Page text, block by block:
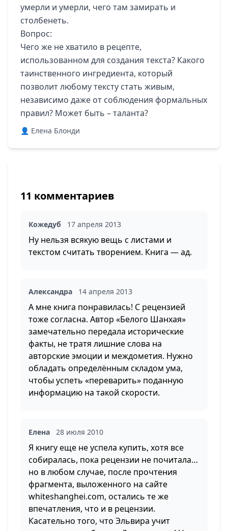
умерли и умерли, чего там замирать и
столбенеть.
Вопрос:
Чего же не хватило в рецепте,
использованном для создания текста? Какого
таинственного ингредиента, который
позволит любому тексту стать живым,
независимо даже от соблюдения формальных
правил? Может быть – таланта?
👤 Елена Блонди
11 комментариев
Кожедуб 17 апреля 2013
Ну нельзя всякую вещь с листами и
текстом считать творением. Книга — ад.
Александра 14 апреля 2013
А мне книга понравилась! С рецензией
тоже согласна. Автор «Белого Шанхая»
замечательно передала исторические
факты, не тратя лишние слова на
авторские эмоции и междометия. Нужно
обладать определённым складом ума,
чтобы успеть «переварить» поданную
информацию на такой скорости.
Елена 28 июля 2010
Я книгу еще не успела купить, хотя все
собиралась, пока рецензии не почитала…
но в любом случае, после прочтения
фрагмента, выложенного на сайте
whiteshanghei.com, остались те же
впечатления, что и в рецензии.
Касательно того, что Эльвира учит